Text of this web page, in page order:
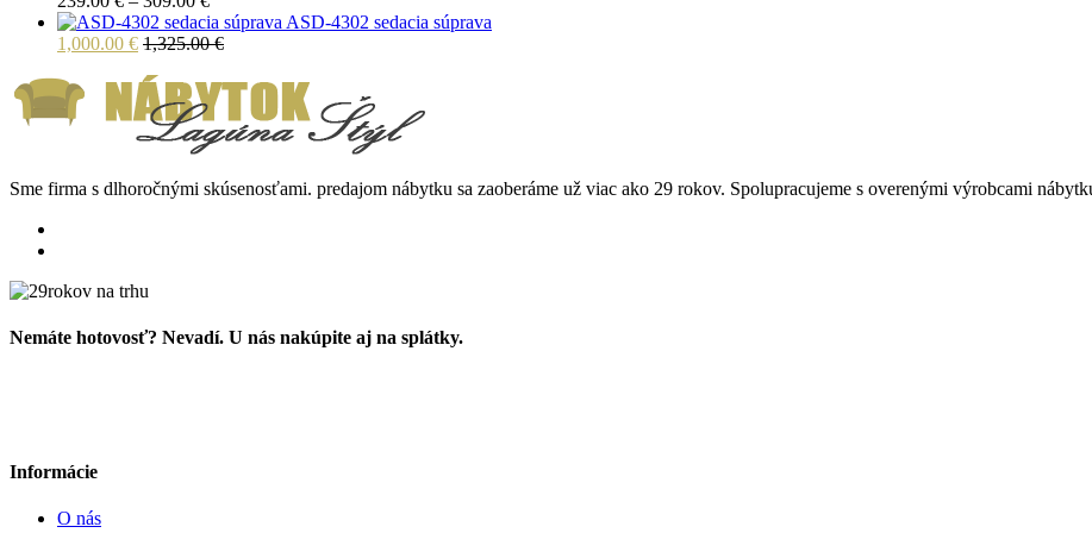
range:
239.00 €
309.00 €
ASD-4302 sedacia súprava
1,000.00 € 1,325.00€
Sme firma s dlhoročnými skúsenosťami. predajom nábytku sa zaoberáme už viac ako 29 rokov. Spolupracujeme s overenými výrobcami
Nemáte hotovosť? Nevadí. U nás nakúpite aj na splátky.
Informácie
O nás